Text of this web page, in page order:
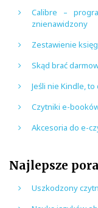
Calibre –
znienawidzony
Zestawienie
Skąd brać
Jeśli nie Kindle, to
Czytniki e-
Akcesoria do e-
Najlepsze
Uszkodzony